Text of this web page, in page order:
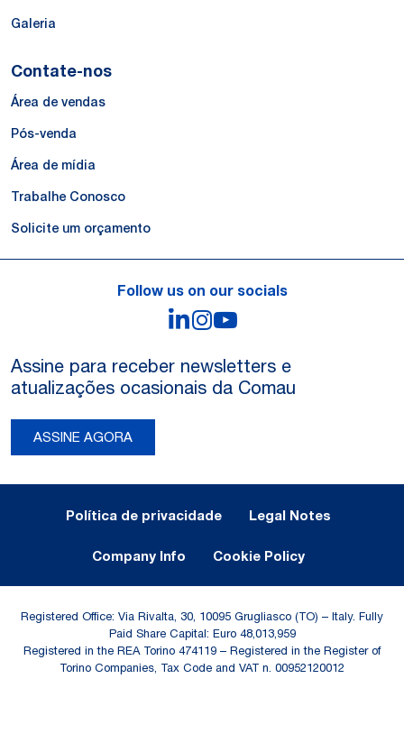
Galeria
Contate-nos
Área de vendas
Pós-venda
Área de mídia
Trabalhe Conosco
Solicite um orçamento
Follow us on our socials
LinkedIn
Instagram
Assine para receber newsletters e
atualizações ocasionais da Comau
ASSINE AGORA
Política de privacidade Legal Notes
Company Info Cookie Policy
Registered Office: Via Rivalta, 30, 10095 Grugliasco (TO) – Italy. Fully
Paid Share Capital: Euro 48,013,959
Registered in the REA Torino 474119 – Registered in the Register of
Torino Companies, Tax Code and VAT n. 00952120012